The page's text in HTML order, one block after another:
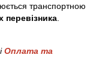
транспортною
перевізника
Оплата та